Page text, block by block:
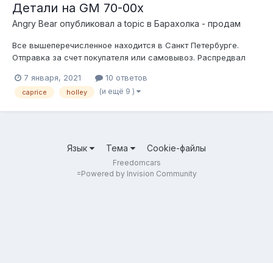
Детали на GM 70-00х
Angry Bear опубликовал a topic в Барахолка - продам
Все вышеперечисленное находится в Санкт Петербурге.
Отправка за счет покупателя или самовывоз. Распредвал
(бу) 3000р Кусочек Holley 80509 4bbl 750cfm привод
вторичных заслонок вакуум. Новый (просто запылился).
7 января, 2021 10 ответов
caprice holley (и ещё 9 )
Язык Тема Cookie-файлы
Freedomcars
=Powered by Invision Community